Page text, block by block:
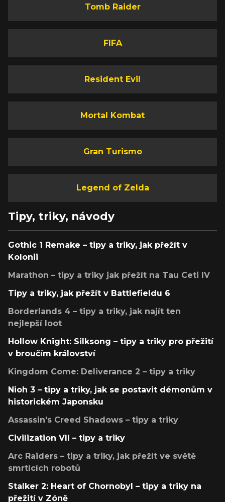
Tomb Raider
FIFA
Resident Evil
Mortal Kombat
Gran Turismo
Legend of Zelda
Tipy, triky, návody
Gothic 1 Remake – tipy a triky, jak přežít v
Kolonii
Marathon – tipy a triky jak přežít na Tau Ceti IV
Tipy a triky, jak přežít v Battlefieldu 6
Borderlands 4 – tipy a triky, jak najít ten
nejlepší loot
Hollow Knight: Silksong – tipy a triky pro přežití
v broučím království
Kingdom Come: Deliverance 2 – tipy a triky
Nioh 3 – tipy a triky, jak se postavit démonům v
historickém Japonsku
Assassin's Creed Shadows – tipy a triky
Civilization VII – tipy a triky
Arc Raiders – tipy a triky, jak přežít ve světě
smrtících robotů
Stalker 2: Heart of Chornobyl – tipy a triky na
přežití v Zóně